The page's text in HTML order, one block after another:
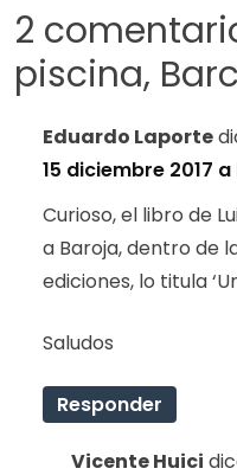
2
piscina,
Eduardo Laporte
15 diciembre 2017 a
Curioso, el libro de
a Baroja, dentro de
ediciones, lo titula
Saludos
Responder
Vicente Huici